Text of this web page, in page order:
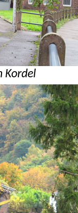
Kordel